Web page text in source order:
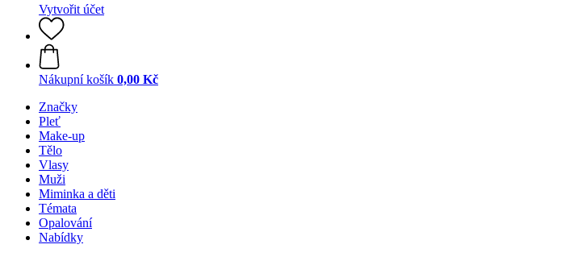
Vytvořit účet
Nákupní košík 0,00 Kč
Značky
Pleť
Make-up
Tělo
Vlasy
Muži
Miminka a děti
Témata
Opalování
Nabídky